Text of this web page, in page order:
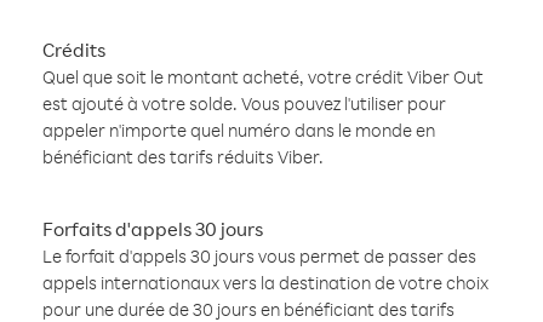
Crédits
Quel que soit le montant acheté, votre crédit Viber Out
est ajouté à votre solde. Vous pouvez l'utiliser pour
appeler n'importe quel numéro dans le monde en
bénéficiant des tarifs réduits Viber.
Forfaits d'appels 30 jours
Le forfait d'appels 30 jours vous permet de passer des
appels internationaux vers la destination de votre choix
pour une durée de 30 jours en bénéficiant des tarifs